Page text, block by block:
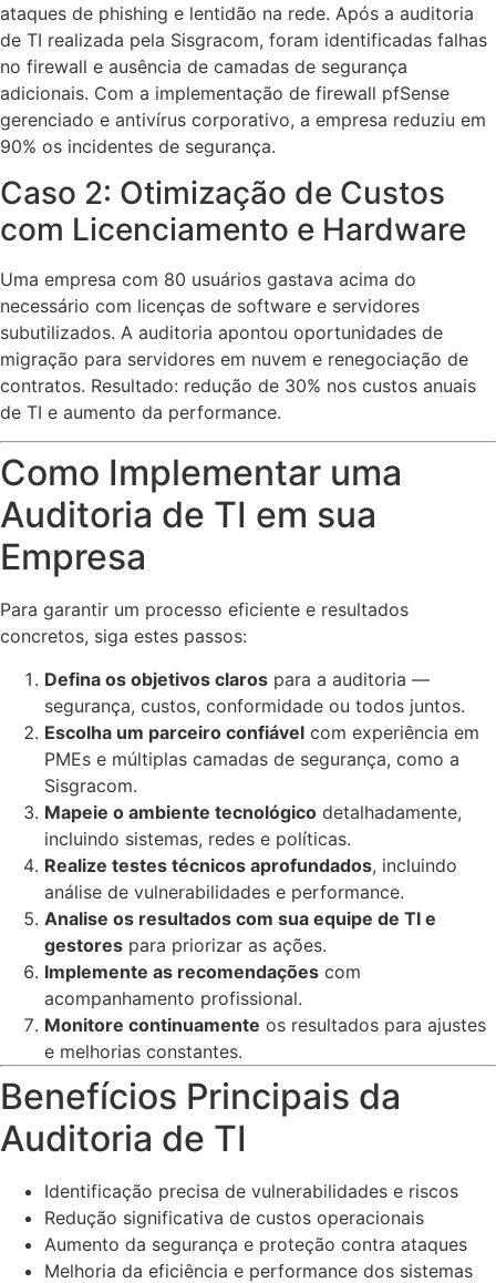
ataques de phishing e lentidão na rede. Após a auditoria
de TI realizada pela Sisgracom, foram identificadas falhas
no firewall e ausência de camadas de segurança
adicionais. Com a implementação de firewall pfSense
gerenciado e antivírus corporativo, a empresa reduziu em
90% os incidentes de segurança.
Caso 2: Otimização de Custos
com Licenciamento e Hardware
Uma empresa com 80 usuários gastava acima do
necessário com licenças de software e servidores
subutilizados. A auditoria apontou oportunidades de
migração para servidores em nuvem e renegociação de
contratos. Resultado: redução de 30% nos custos anuais
de TI e aumento da performance.
Como Implementar uma
Auditoria de TI em sua
Empresa
Para garantir um processo eficiente e resultados
concretos, siga estes passos:
Defina os objetivos claros para a auditoria —
segurança, custos, conformidade ou todos juntos.
Escolha um parceiro confiável com experiência em
PMEs e múltiplas camadas de segurança, como a
Sisgracom.
Mapeie o ambiente tecnológico detalhadamente,
incluindo sistemas, redes e políticas.
Realize testes técnicos aprofundados, incluindo
análise de vulnerabilidades e performance.
Analise os resultados com sua equipe de TI e
gestores para priorizar as ações.
Implemente as recomendações com
acompanhamento profissional.
Monitore continuamente os resultados para ajustes
e melhorias constantes.
Benefícios Principais da
Auditoria de TI
Identificação precisa de vulnerabilidades e riscos
Redução significativa de custos operacionais
Aumento da segurança e proteção contra ataques
Melhoria da eficiência e performance dos sistemas